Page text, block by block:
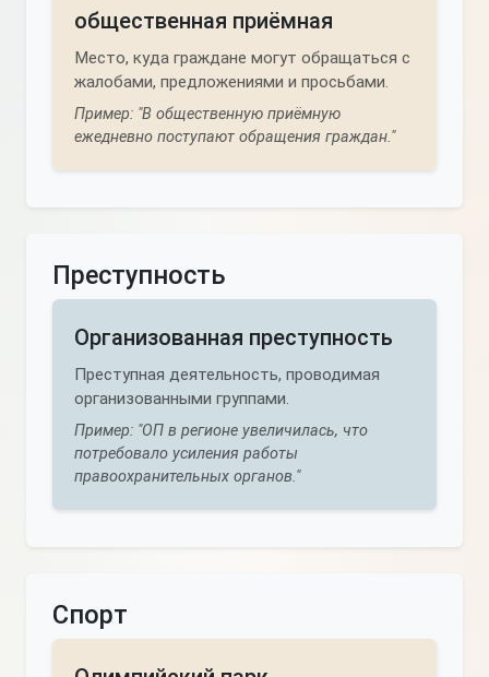
общественная приёмная
Место, куда граждане могут обращаться с
жалобами, предложениями и просьбами.
Пример: "В общественную приёмную
ежедневно поступают обращения граждан."
Преступность
Организованная преступность
Преступная деятельность, проводимая
организованными группами.
Пример: "ОП в регионе увеличилась, что
потребовало усиления работы
правоохранительных органов."
Спорт